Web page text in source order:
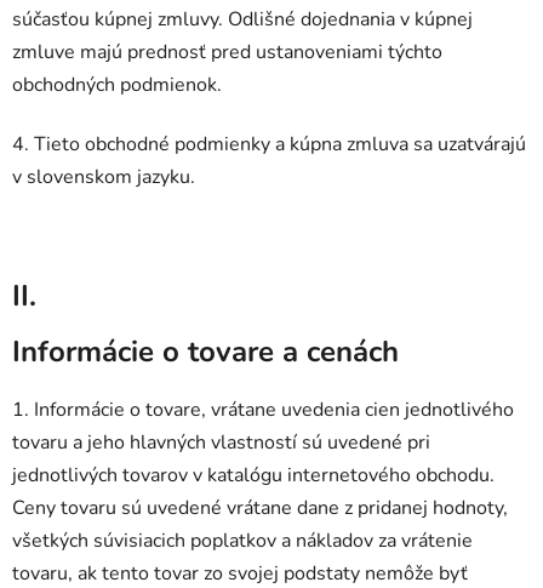
súčasťou kúpnej zmluvy. Odlišné dojednania v kúpnej
zmluve majú prednosť pred ustanoveniami týchto
obchodných podmienok.
4. Tieto obchodné podmienky a kúpna zmluva sa uzatvárajú
v slovenskom jazyku.
II.
Informácie o tovare a cenách
1. Informácie o tovare, vrátane uvedenia cien jednotlivého
tovaru a jeho hlavných vlastností sú uvedené pri
jednotlivých tovarov v katalógu internetového obchodu.
Ceny tovaru sú uvedené vrátane dane z pridanej hodnoty,
všetkých súvisiacich poplatkov a nákladov za vrátenie
tovaru, ak tento tovar zo svojej podstaty nemôže byť